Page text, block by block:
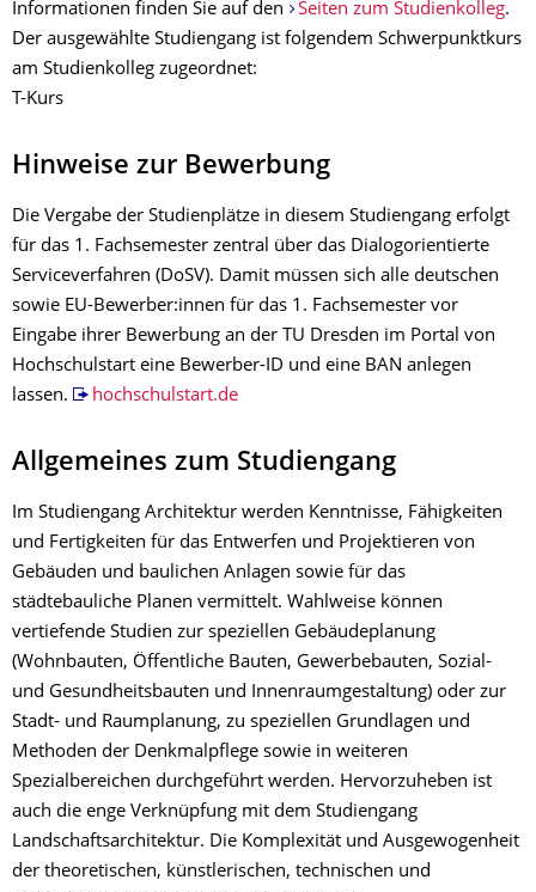
Informationen finden Sie auf den
Seiten zum Studienkolleg.
Der ausgewählte Studiengang ist folgendem Schwerpunktkurs
am Studienkolleg zugeordnet:
T-Kurs
Hinweise zur Bewerbung
Die Vergabe der Studienplätze in diesem Studiengang erfolgt
für das 1. Fachsemester zentral über das Dialogorientierte
Serviceverfahren (DoSV). Damit müssen sich alle deutschen
sowie EU-Bewerber:innen für das 1. Fachsemester vor
Eingabe ihrer Bewerbung an der TU Dresden im Portal von
Hochschulstart eine Bewerber-ID und eine BAN anlegen
lassen.
hochschulstart.de
Allgemeines zum Studiengang
Im Studiengang Architektur werden Kenntnisse, Fähigkeiten
und Fertigkeiten für das Entwerfen und Projektieren von
Gebäuden und baulichen Anlagen sowie für das
städtebauliche Planen vermittelt. Wahlweise können
vertiefende Studien zur speziellen Gebäudeplanung
(Wohnbauten, Öffentliche Bauten, Gewerbebauten, Sozial-
und Gesundheitsbauten und Innenraumgestaltung) oder zur
Stadt- und Raumplanung, zu speziellen Grundlagen und
Methoden der Denkmalpflege sowie in weiteren
Spezialbereichen durchgeführt werden. Hervorzuheben ist
auch die enge Verknüpfung mit dem Studiengang
Landschaftsarchitektur. Die Komplexität und Ausgewogenheit
der theoretischen, künstlerischen, technischen und